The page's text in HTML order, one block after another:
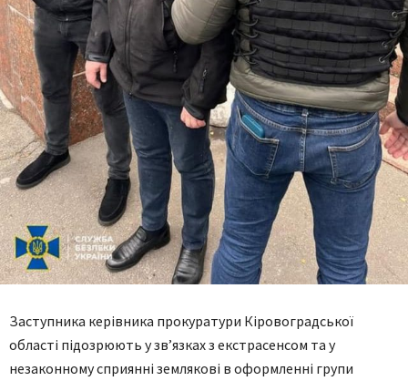
Заступника керівника прокуратури Кіровоградської
області підо­зрюють у зв’язках з екстрасенсом та у
незаконному сприянні землякові в оформленні групи